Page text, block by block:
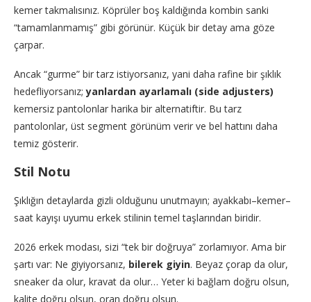
kemer takmalısınız. Köprüler boş kaldığında kombin sanki
“tamamlanmamış” gibi görünür. Küçük bir detay ama göze
çarpar.
Ancak “gurme” bir tarz istiyorsanız, yani daha rafine bir şıklık
hedefliyorsanız;yanlardan ayarlamalı (side adjusters)
kemersiz pantolonlar harika bir alternatiftir. Bu tarz
pantolonlar, üst segment görünüm verir ve bel hattını daha
temiz gösterir.
Stil Notu
Şıklığın detaylarda gizli olduğunu unutmayın; ayakkabı–kemer–
saat kayışı uyumu erkek stilinin temel taşlarından biridir.
2026 erkek modası, sizi “tek bir doğruya” zorlamıyor. Ama bir
şartı var: Ne giyiyorsanız, bilerek giyin. Beyaz çorap da olur,
sneaker da olur, kravat da olur… Yeter ki bağlam doğru olsun,
kalite doğru olsun, oran doğru olsun.